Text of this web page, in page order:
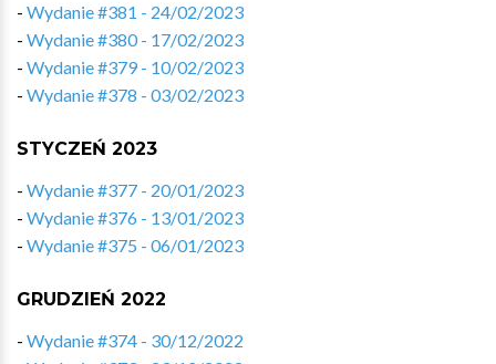
- Wydanie #381 - 24/02/2023
- Wydanie #380 - 17/02/2023
- Wydanie #379 - 10/02/2023
- Wydanie #378 - 03/02/2023
STYCZEŃ 2023
- Wydanie #377 - 20/01/2023
- Wydanie #376 - 13/01/2023
- Wydanie #375 - 06/01/2023
GRUDZIEŃ 2022
- Wydanie #374 - 30/12/2022